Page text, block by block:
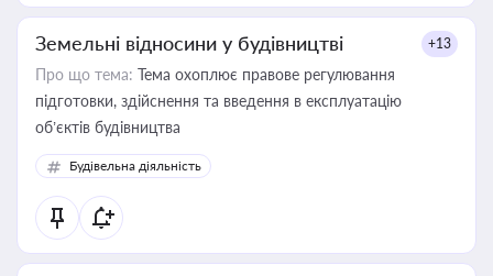
Земельні відносини у будівництві +13
Про що тема: Тема охоплює правове регулювання
підготовки, здійснення та введення в експлуатацію
об’єктів будівництва
Будівельна діяльність